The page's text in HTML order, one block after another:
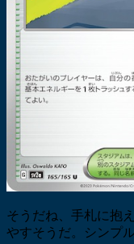
そうだね、手札に抱
やすそうだ。シンプ